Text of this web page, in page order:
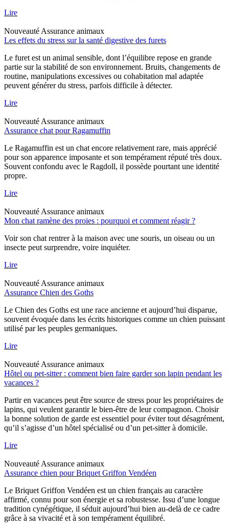
Lire
Nouveauté Assurance animaux
Les effets du stress sur la santé digestive des furets
Le furet est un animal sensible, dont l’équilibre repose en grande
partie sur la stabilité de son environnement. Bruits, changements de
routine, manipulations excessives ou cohabitation mal adaptée
peuvent générer du stress, parfois difficile à détecter.
Lire
Nouveauté Assurance animaux
Assurance chat pour Ragamuffin
Le Ragamuffin est un chat encore relativement rare, mais apprécié
pour son apparence imposante et son tempérament réputé très doux.
Souvent confondu avec le Ragdoll, il possède pourtant une identité
propre.
Lire
Nouveauté Assurance animaux
Mon chat ramène des proies : pourquoi et comment réagir ?
Voir son chat rentrer à la maison avec une souris, un oiseau ou un
insecte peut surprendre, voire inquiéter.
Lire
Nouveauté Assurance animaux
Assurance Chien des Goths
Le Chien des Goths est une race ancienne et aujourd’hui disparue,
souvent évoquée dans les écrits historiques comme un chien puissant
utilisé par les peuples germaniques.
Lire
Nouveauté Assurance animaux
Hôtel ou pet-sitter : comment bien faire garder son lapin pendant les
vacances ?
Partir en vacances peut être source de stress pour les propriétaires de
lapins, qui veulent garantir le bien-être de leur compagnon. Choisir
la bonne solution de garde est essentiel pour éviter tout désagrément,
qu’il s’agisse d’un hôtel spécialisé ou d’un pet-sitter à domicile.
Lire
Nouveauté Assurance animaux
Assurance chien pour Briquet Griffon Vendéen
Le Briquet Griffon Vendéen est un chien français au caractère
affirmé, connu pour son énergie et sa robustesse. Issu d’une longue
tradition cynégétique, il séduit aujourd’hui bien au-delà de ce cadre
grâce à sa vivacité et à son tempérament équilibré.